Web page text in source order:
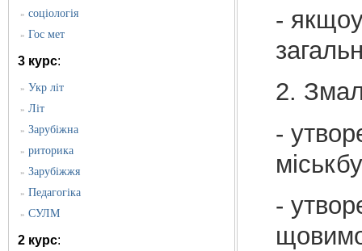
» соціологія
» Гос мет
3 курс:
» Укр літ
» Літ
» Зарубіжна
» риторика
» Зарубіжжя
» Педагогіка
» СУЛМ
2 курс:
-
2.
-
-